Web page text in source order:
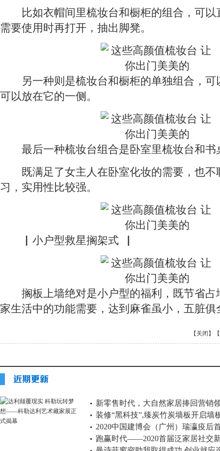
比如衣帽间里梳妆台和橱柜的组合，可以
需要使用时再打开，抽出脚凳。
另一种则是梳妆台和橱柜的单独组合，可
可以放在它的一侧。
最后一种梳妆台组合是卧室里梳妆台和书
既满足了女主人在卧室化妆的需要，也不
习，实用性比较强。
▏小户型救星搁架式▕
搁板上墙绝对是小户型的福利，既节省占
家生活中的功能需要，达到麻雀虽小，五脏俱
【关闭】
新零售时代，大自然家居捧回营销
装修“黑科技”,臻炭竹炭墙板开启墙
2020中国建博会（广州）瑞瀛疫后
跑赢时代——2020首届泛家居社交